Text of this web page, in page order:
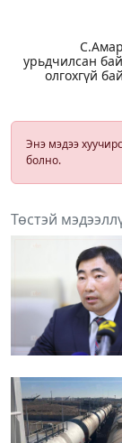
урьдчилсан
олгохгүй
Энэ мэдээ
болно.
Төстэй